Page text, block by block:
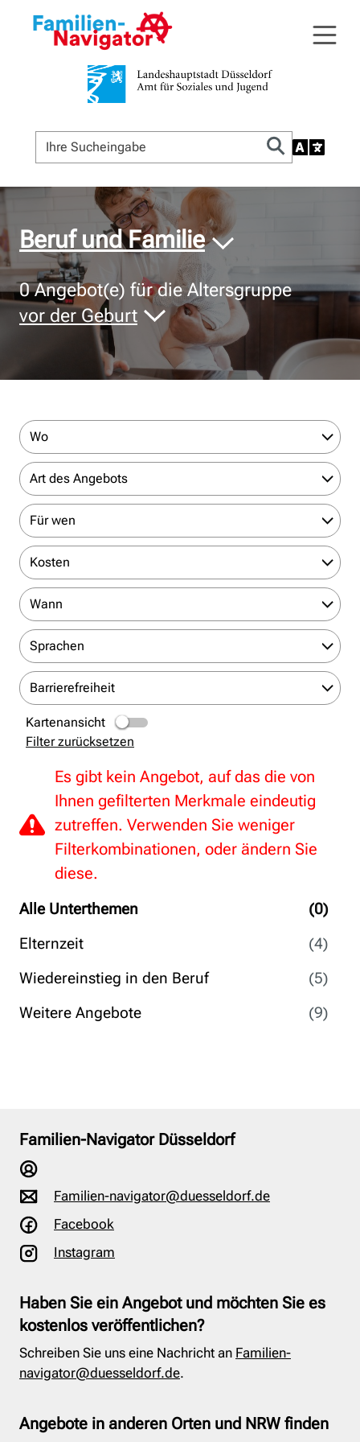
© Bildnachweis
Beruf und Familie
0Angebot(e) für die Altersgruppe
vor der Geburt
Alle Unterthemen
(0)
Elternzeit
(4)
Wiedereinstieg in den Beruf
(5)
Weitere Angebote
(9)
Wo
Art des Angebots
Für wen
Kosten
Wann
Sprachen
Barrierefreiheit
Kartenansicht
Filter zurücksetzen
Es gibt kein Angebot, auf das die von
Ihnen gefilterten Merkmale eindeutig
zutreffen. Verwenden Sie weniger
Filterkombinationen, oder ändern Sie
diese.
Familien-Navigator Düsseldorf
Familien-navigator@duesseldorf.de
Facebook
Instagram
Haben Sie ein Angebot und möchten Sie es
kostenlos veröffentlichen?
Schreiben Sie uns eine Nachricht an Familien-
navigator@duesseldorf.de.
Angebote in anderen Orten und NRW finden